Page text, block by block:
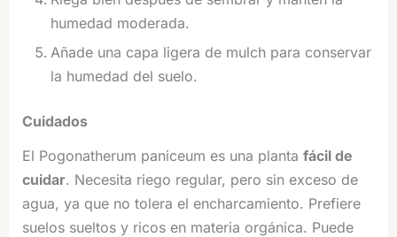
humedad moderada.
Añade una capa ligera de mulch para conservar
la humedad del suelo.
Cuidados
El Pogonatherum paniceum es una planta fácil de
cuidar. Necesita riego regular, pero sin exceso de
agua, ya que no tolera el encharcamiento. Prefiere
suelos sueltos y ricos en materia orgánica. Puede